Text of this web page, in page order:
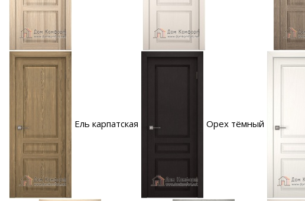
Ель карпатская Орех тёмный